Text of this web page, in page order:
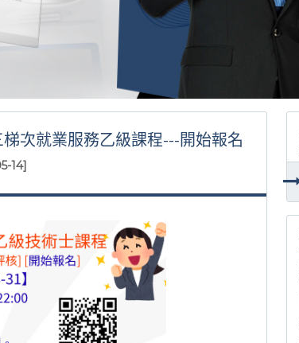
梯次就業服務乙級課程---開始報名
14]